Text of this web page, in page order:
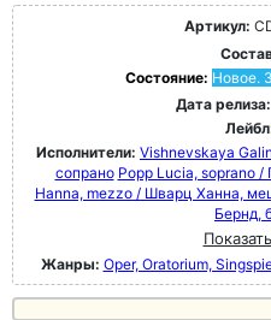
Артикул:
Состояние: Новое.
Дата релиза:
Исполнители: Vishnevskaya
сопрано Popp Lucia, soprano
Hanna, mezzo / Шварц Ханна,
Бернд,
Жанры: Oper, Oratorium,